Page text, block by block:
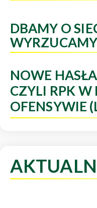
DBAMY O
NOWE
CZYLI RPK W
OFENSYWIE